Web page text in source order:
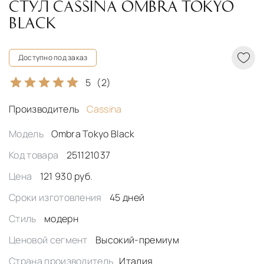
СТУЛ CASSINA OMBRA TOKYO
BLACK
Доступно под заказ
5 (2)
Производитель
Cassina
Модель
Ombra Tokyo Black
Код товара
251121037
Цена
121 930 руб.
Сроки изготовления
45 дней
Стиль
модерн
Ценовой сегмент
Высокий-премиум
Страна производитель Италия